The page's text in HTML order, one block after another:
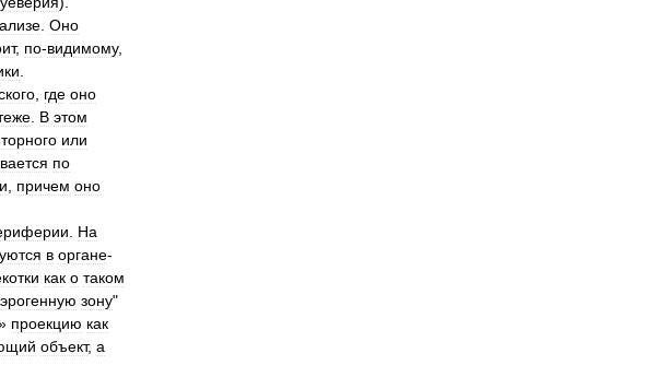
Оно
, по-видимому,
где оно
В этом
или
по
причем оно
На
в органе-
как о таком
эрогенную зону"
проекцию как
объект, а